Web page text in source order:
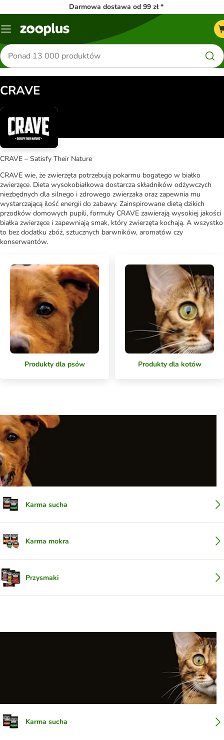
Darmowa dostawa od 99 zł *
Menu
Szukaj
produktów
CRAVE
CRAVE – Satisfy Their Nature
CRAVE wie, że zwierzęta potrzebują pokarmu bogatego w białko
zwierzęce. Dieta wysokobiałkowa dostarcza składników odżywczych
niezbędnych dla silnego i zdrowego zwierzaka oraz zapewnia mu
wystarczającą ilość energii do zabawy. Zainspirowane dietą dzikich
przodków domowych pupili, formuły CRAVE zawierają wysokiej jakości
białka zwierzęce i zapewniają smak, który zwierzęta kochają. A wszystko
to bez dodatku zbóż, sztucznych barwników, aromatów czy
konserwantów.
Produkty dla psów Produkty dla kotów
Karma sucha
Karma mokra
Przysmaki
Karma sucha